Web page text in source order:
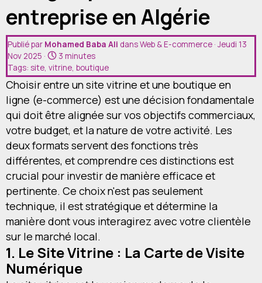
entreprise en Algérie
Publié par Mohamed Baba Ali dansWeb & E-commerce · Jeudi 13
Nov 2025 ·
3 minutes
Tags: site, vitrine, boutique
Choisir entre un site vitrine et une boutique en
ligne (e-commerce) est une décision fondamentale
qui doit être alignée sur vos objectifs commerciaux,
votre budget, et la nature de votre activité. Les
deux formats servent des fonctions très
différentes, et comprendre ces distinctions est
crucial pour investir de manière efficace et
pertinente. Ce choix n'est pas seulement
technique, il est stratégique et détermine la
manière dont vous interagirez avec votre clientèle
sur le marché local.
1. Le Site Vitrine : La Carte de Visite
Numérique
Contact